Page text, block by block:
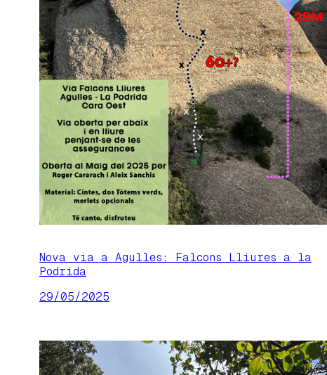
Nova via a Agulles: Falcons Lliures a la
Podrida
29/05/2025